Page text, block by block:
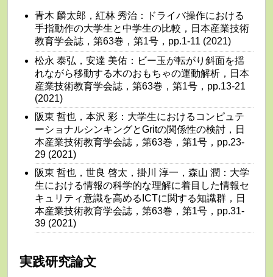
青木 麟太郎，紅林 秀治：ドライバ操作における
手指動作の大学生と中学生の比較，日本産業技術
教育学会誌，第63巻，第1号，pp.1-11 (2021)
松永 泰弘，安達 美佑：ビー玉が転がり斜面を揺
れながら移動する木のおもちゃの運動解析，日本
産業技術教育学会誌，第63巻，第1号，pp.13-21
(2021)
阪東 哲也，本沢 彩：大学生におけるコンピュテ
ーショナルシンキングとGritの関係性の検討，日
本産業技術教育学会誌，第63巻，第1号，pp.23-
29 (2021)
阪東 哲也，世良 啓太，掛川 淳一，森山 潤：大学
生における情報の科学的な理解に着目した情報セ
キュリティ意識を高めるICTに関する知識群，日
本産業技術教育学会誌，第63巻，第1号，pp.31-
39 (2021)
実践研究論文